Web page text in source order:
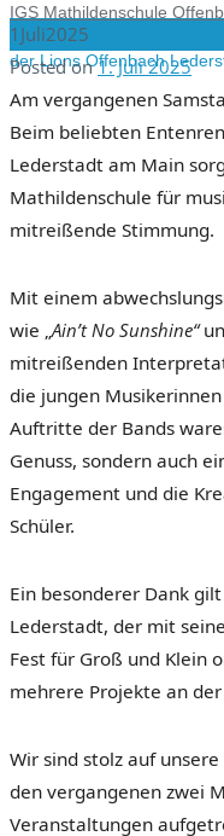
IGS Mathildenschule
Schülerbands der
der Lions Offenbach
1 Juli2025
Posted on1. Juli 2025
Am vergangenen
Beim beliebten
Lederstadt am Main
Mathildenschule für
mitreißende Stimmung.
Mit einem
wie „Ain’t No Sunshine“
mitreißenden
die jungen
Auftritte der Bands
Genuss, sondern auch
Engagement und die
Schüler.
Ein besonderer Dank
Lederstadt, der mit
Fest für Groß und Klein
mehrere Projekte an
Wir sind stolz auf
den vergangenen zwei
Veranstaltungen